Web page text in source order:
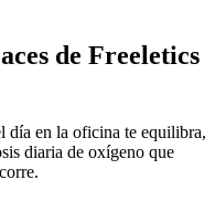
de Freeletics
día en la oficina te equilibra,
diaria de oxígeno que